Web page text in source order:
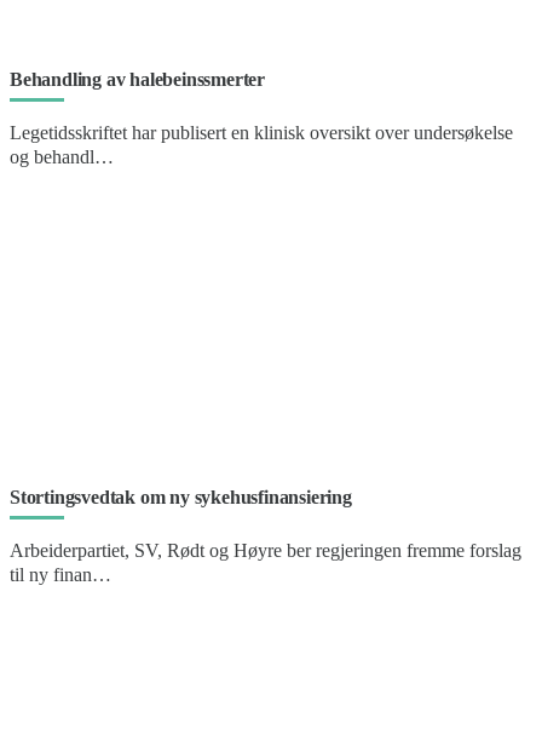
Behandling av halebeinssmerter
Legetidsskriftet har publisert en klinisk oversikt over undersøkelse
og behandl…
Stortingsvedtak om ny sykehusfinansiering
Arbeiderpartiet, SV, Rødt og Høyre ber regjeringen fremme forslag
til ny finan…